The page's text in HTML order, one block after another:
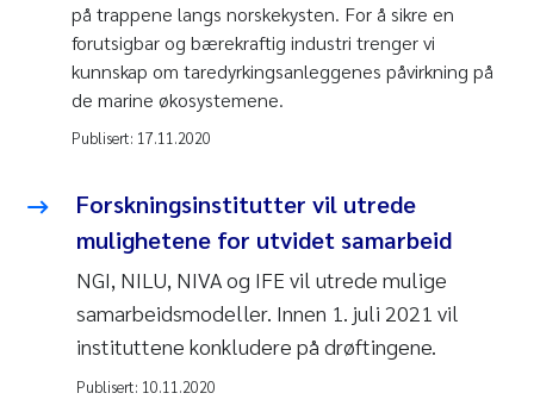
på trappene langs norskekysten. For å sikre en
forutsigbar og bærekraftig industri trenger vi
kunnskap om taredyrkingsanleggenes påvirkning på
de marine økosystemene.
Publisert: 17.11.2020
Forskningsinstitutter vil utrede
mulighetene for utvidet samarbeid
NGI, NILU, NIVA og IFE vil utrede mulige
samarbeidsmodeller. Innen 1. juli 2021 vil
instituttene konkludere på drøftingene.
Publisert: 10.11.2020